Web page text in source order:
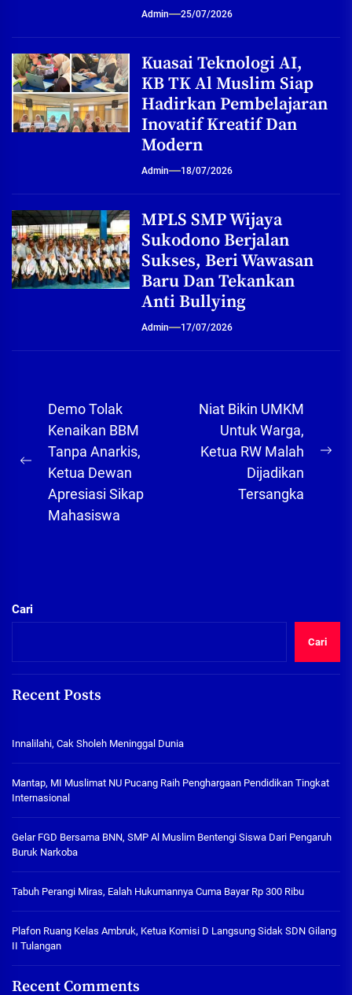
Admin 25/07/2026
Kuasai Teknologi AI,
KB TK Al Muslim Siap
Hadirkan Pembelajaran
Inovatif Kreatif Dan
Modern
Admin 18/07/2026
MPLS SMP Wijaya
Sukodono Berjalan
Sukses, Beri Wawasan
Baru Dan Tekankan
Anti Bullying
Admin 17/07/2026
Navigasi
pos
Previous
post:
Demo Tolak
Kenaikan BBM
Tanpa Anarkis,
Ketua Dewan
Apresiasi Sikap
Mahasiswa
Niat Bikin UMKM
Untuk Warga,
Ketua RW Malah
Dijadikan
Tersangka
Cari
Cari
Recent Posts
Innalilahi, Cak Sholeh Meninggal Dunia
Mantap, MI Muslimat NU Pucang Raih Penghargaan Pendidikan Tingkat
Internasional
Gelar FGD Bersama BNN, SMP Al Muslim Bentengi Siswa Dari Pengaruh
Buruk Narkoba
Tabuh Perangi Miras, Ealah Hukumannya Cuma Bayar Rp 300 Ribu
Plafon Ruang Kelas Ambruk, Ketua Komisi D Langsung Sidak SDN Gilang
II Tulangan
Recent Comments